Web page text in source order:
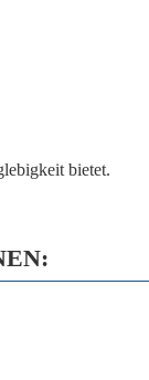
bietet.